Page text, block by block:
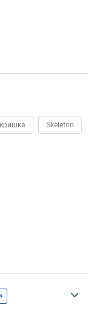
Skeleton